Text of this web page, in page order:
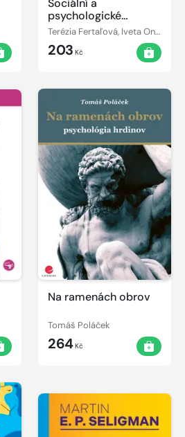
Sociální a
psychologické
dimenze
ošetřovatelské praxe
Terézia Fertaľová, Iveta Ondriová
203 Kč
Na ramenách obrov
Tomáš Poláček
264Kč